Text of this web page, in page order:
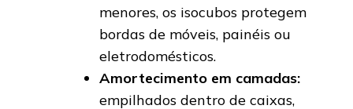
menores, os isocubos protegem
bordas de móveis, painéis ou
eletrodomésticos.
Amortecimento em camadas:
empilhados dentro de caixas,